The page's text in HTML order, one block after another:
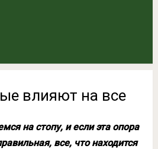
влияют на все
на стопу, и если эта опора
все, что находится